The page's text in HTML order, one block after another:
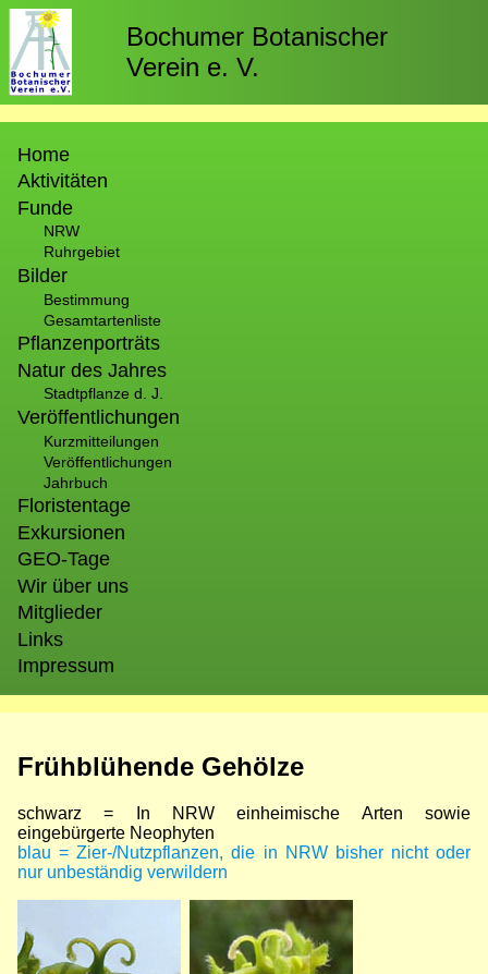
Direkt
zum
Inhalt
Bochumer Botanischer
Verein e. V.
Home
Aktivitäten
Funde
NRW
Ruhrgebiet
Bilder
Bestimmung
Gesamtartenliste
Pflanzenporträts
Natur des Jahres
Stadtpflanze d. J.
Veröffentlichungen
Kurzmitteilungen
Veröffentlichungen
Jahrbuch
Floristentage
Exkursionen
GEO-Tage
Wir über uns
Mitglieder
Links
Impressum
Frühblühende Gehölze
schwarz = In NRW einheimische Arten sowie
eingebürgerte Neophyten
blau = Zier-/Nutzpflanzen, die in NRW bisher nicht oder
nur unbeständig verwildern
Bild